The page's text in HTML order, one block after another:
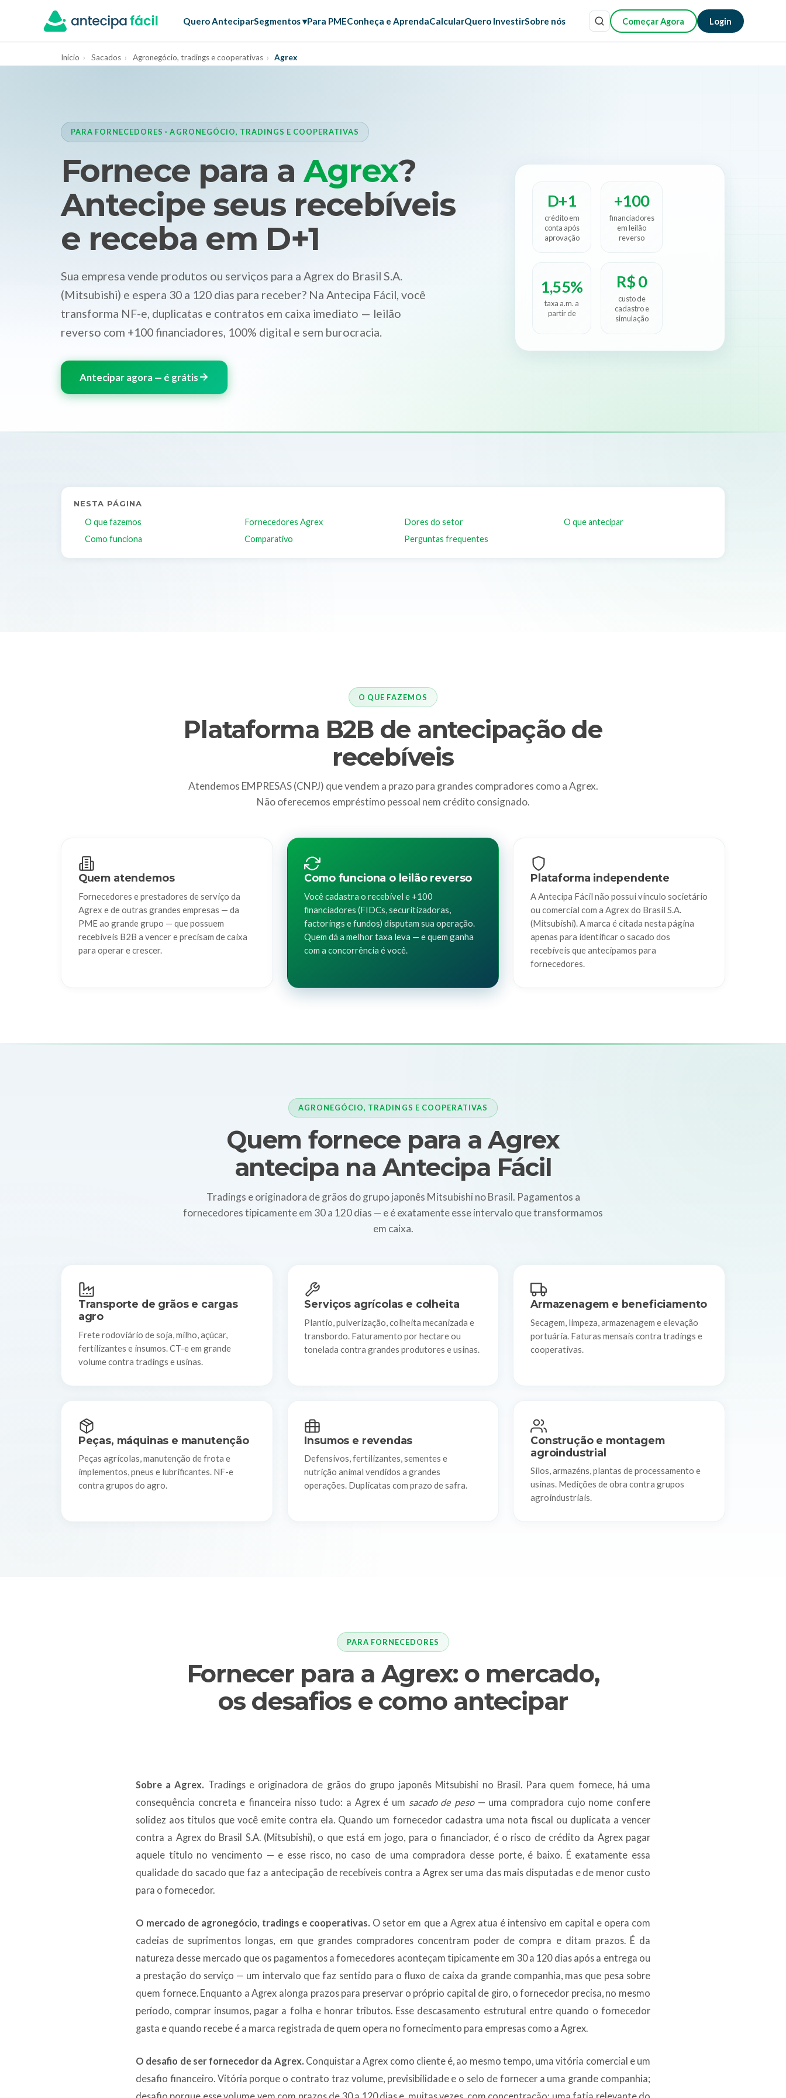
Quero AnteciparSegmentos ▾Para PMEConheça e AprendaCalcularQuero InvestirSobre nós Começar Agora Login
Início › Sacados › Agronegócio, tradings e cooperativas › Agrex
PARA FORNECEDORES · AGRONEGÓCIO, TRADINGS E COOPERATIVAS
Fornece para a Agrex?
Antecipe seus recebíveis
e receba em D+1
Sua empresa vende produtos ou serviços para a Agrex do Brasil S.A.
(Mitsubishi) e espera 30 a 120 dias para receber? Na Antecipa Fácil, você
transforma NF-e, duplicatas e contratos em caixa imediato — leilão
reverso com +100 financiadores, 100% digital e sem burocracia.
Antecipar agora — é grátis
D+1
crédito em
conta após
aprovação
+100
financiadores
em leilão
reverso
1,55%
taxa a.m. a
partir de
R$ 0
custo de
cadastro e
simulação
NESTA PÁGINA
O que fazemos Fornecedores Agrex Dores do setor
O que antecipar
Como funciona
Comparativo Perguntas frequentes
O QUE FAZEMOS
Plataforma B2B de antecipação de
recebíveis
Atendemos EMPRESAS (CNPJ) que vendem a prazo para grandes compradores como a Agrex.
Não oferecemos empréstimo pessoal nem crédito consignado.
Quem atendemos
Fornecedores e prestadores de serviço da
Agrex e de outras grandes empresas — da
PME ao grande grupo — que possuem
recebíveis B2B a vencer e precisam de caixa
para operar e crescer.
Como funciona o leilão reverso
Você cadastra o recebível e +100
financiadores (FIDCs, securitizadoras,
factorings e fundos) disputam sua operação.
Quem dá a melhor taxa leva — e quem ganha
com a concorrência é você.
Plataforma independente
A Antecipa Fácil não possui vínculo societário
ou comercial com a Agrex do Brasil S.A.
(Mitsubishi). A marca é citada nesta página
apenas para identificar o sacado dos
recebíveis que antecipamos para
fornecedores.
AGRONEGÓCIO, TRADINGS E COOPERATIVAS
Quem fornece para a Agrex
antecipa na Antecipa Fácil
Tradings e originadora de grãos do grupo japonês Mitsubishi no Brasil. Pagamentos a
fornecedores tipicamente em 30 a 120 dias — e é exatamente esse intervalo que transformamos
em caixa.
Transporte de grãos e cargas
agro
Frete rodoviário de soja, milho, açúcar,
fertilizantes e insumos. CT-e em grande
volume contra tradings e usinas.
Serviços agrícolas e colheita
Plantio, pulverização, colheita mecanizada e
transbordo. Faturamento por hectare ou
tonelada contra grandes produtores e usinas.
Armazenagem e beneficiamento
Secagem, limpeza, armazenagem e elevação
portuária. Faturas mensais contra tradings e
cooperativas.
Peças, máquinas e manutenção
Peças agrícolas, manutenção de frota e
implementos, pneus e lubrificantes. NF-e
contra grupos do agro.
Insumos e revendas
Defensivos, fertilizantes, sementes e
nutrição animal vendidos a grandes
operações. Duplicatas com prazo de safra.
Construção e montagem
agroindustrial
Silos, armazéns, plantas de processamento e
usinas. Medições de obra contra grupos
agroindustriais.
PARA FORNECEDORES
Fornecer para a Agrex: o mercado,
os desafios e como antecipar
Sobre a Agrex. Tradings e originadora de grãos do grupo japonês Mitsubishi no Brasil. Para quem fornece, há uma
consequência concreta e financeira nisso tudo: a Agrex é um sacado de peso— uma compradora cujo nome confere
solidez aos títulos que você emite contra ela. Quando um fornecedor cadastra uma nota fiscal ou duplicata a vencer
contra a Agrex do Brasil S.A. (Mitsubishi), o que está em jogo, para o financiador, é o risco de crédito da Agrex pagar
aquele título no vencimento — e esse risco, no caso de uma compradora desse porte, é baixo. É exatamente essa
qualidade do sacado que faz a antecipação de recebíveis contra a Agrex ser uma das mais disputadas e de menor custo
para o fornecedor.
O mercado de agronegócio, tradings e cooperativas. O setor em que a Agrex atua é intensivo em capital e opera com
cadeias de suprimentos longas, em que grandes compradores concentram poder de compra e ditam prazos. É da
natureza desse mercado que os pagamentos a fornecedores aconteçam tipicamente em 30 a 120 dias após a entrega ou
a prestação do serviço — um intervalo que faz sentido para o fluxo de caixa da grande companhia, mas que pesa sobre
quem fornece. Enquanto a Agrex alonga prazos para preservar o próprio capital de giro, o fornecedor precisa, no mesmo
período, comprar insumos, pagar a folha e honrar tributos. Esse descasamento estrutural entre quando o fornecedor
gasta e quando recebe é a marca registrada de quem opera no fornecimento para empresas como a Agrex.
O desafio de ser fornecedor da Agrex. Conquistar a Agrex como cliente é, ao mesmo tempo, uma vitória comercial e um
desafio financeiro. Vitória porque o contrato traz volume, previsibilidade e o selo de fornecer a uma grande companhia;
desafio porque esse volume vem com prazos de 30 a 120 dias e, muitas vezes, com concentração: uma fatia relevante do